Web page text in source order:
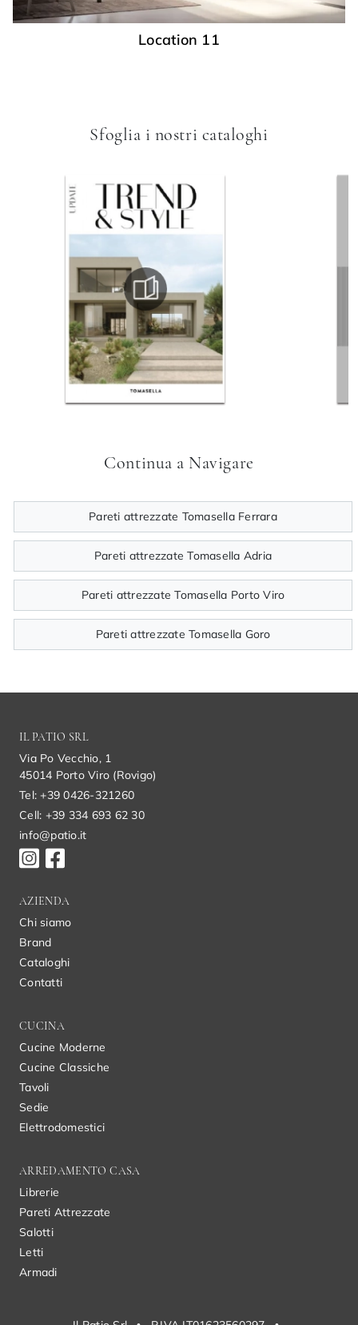
Location 11
Sfoglia i nostri cataloghi
Continua a Navigare
Pareti attrezzate Tomasella Ferrara
Pareti attrezzate Tomasella Adria
Pareti attrezzate Tomasella Porto Viro
Pareti attrezzate Tomasella Goro
IL PATIO SRL
Via Po Vecchio, 1
45014 Porto Viro (Rovigo)
Tel: +39 0426-321260
Cell: +39 334 693 62 30
info@patio.it
AZIENDA
Chi siamo
Brand
Cataloghi
Contatti
CUCINA
Cucine Moderne
Cucine Classiche
Tavoli
Sedie
Elettrodomestici
ARREDAMENTO CASA
Librerie
Pareti Attrezzate
Salotti
Letti
Armadi